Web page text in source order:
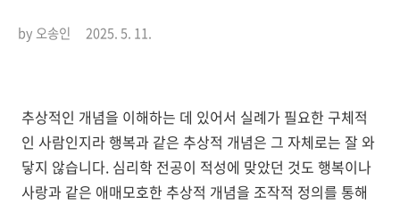
by 오송인 2025. 5. 11.
추상적인 개념을 이해하는 데 있어서 실례가 필요한 구체적
인 사람인지라 행복과 같은 추상적 개념은 그 자체로는 잘 와
닿지 않습니다. 심리학 전공이 적성에 맞았던 것도 행복이나
사랑과 같은 애매모호한 추상적 개념을 조작적 정의를 통해